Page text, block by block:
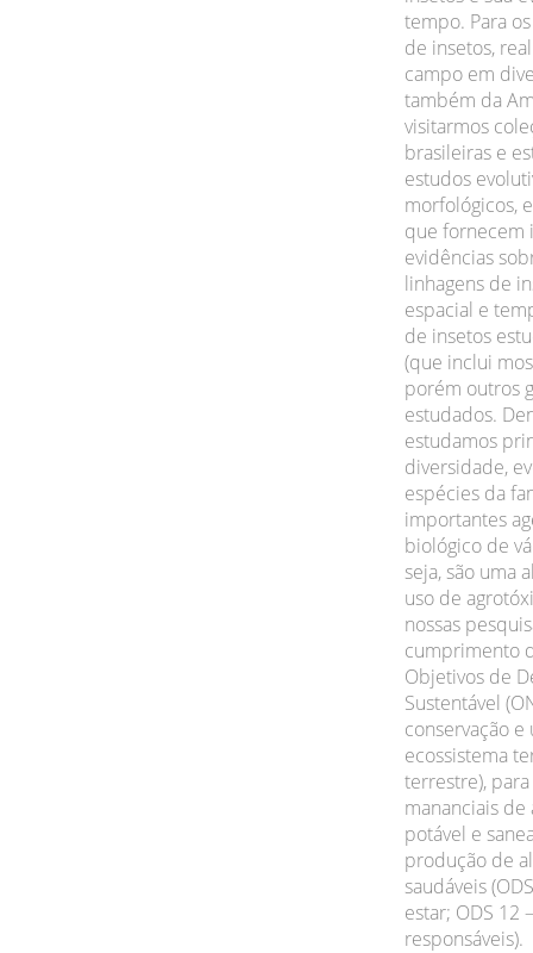
tempo. Para
de insetos,
campo em
também da
visitarmos
brasileiras e
estudos
morfológicos,
que fornecem
evidências
linhagens de
espacial e
de insetos
(que inclui
porém outros
estudados.
estudamos
diversidade,
espécies da
importantes
biológico de
seja, são uma
uso de
nossas
cumprimento
Objetivos de
Sustentável
conservação
ecossistema
terrestre),
mananciais de
potável e
produção de
saudáveis
estar; ODS 12
responsáveis).